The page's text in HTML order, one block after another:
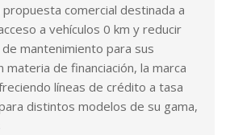
propuesta comercial destinada a
a vehículos 0 km y reducir
mantenimiento para sus
materia de financiación, la marca
líneas de crédito a tasa
distintos modelos de su gama,